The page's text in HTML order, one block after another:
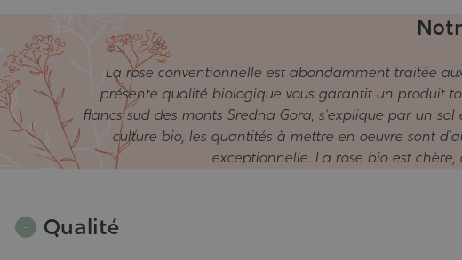
La rose conventionnelle est abondamment traitée
présente qualité biologique vous garantit un produit
flancs sud des monts Sredna Gora, s'explique par un
culture bio, les quantités à mettre en oeuvre sont
exceptionnelle. La rose bio est
Qualité